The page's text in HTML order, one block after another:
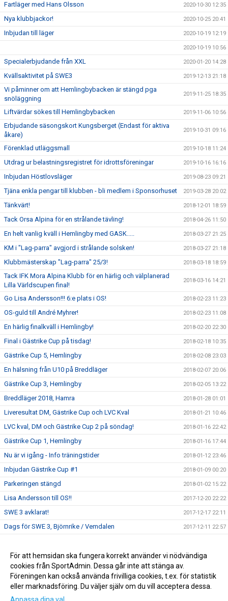
Fartläger med Hans Olsson 2020-10-30 12:35
Nya klubbjackor! 2020-10-25 20:41
Inbjudan till läger 2020-10-19 12:19
2020-10-19 10:56
Specialerbjudande från XXL 2020-01-20 14:28
Kvällsaktivitet på SWE3 2019-12-13 21:18
Vi påminner om att Hemlingbybacken är stängd pga
snöläggning
2019-11-25 18:35
Liftvärdar sökes till Hemlingbybacken 2019-11-06 10:56
Erbjudande säsongskort Kungsberget (Endast för aktiva
åkare)
2019-10-31 09:16
Förenklad utläggsmall 2019-10-18 11:24
Utdrag ur belastningsregistret för idrottsföreningar 2019-10-16 16:16
Inbjudan Höstlovsläger 2019-08-23 09:21
Tjäna enkla pengar till klubben - bli medlem i Sponsorhuset 2019-03-28 20:02
Tänkvärt! 2018-12-01 18:59
Tack Orsa Alpina för en strålande tävling! 2018-04-26 11:50
En helt vanlig kväll i Hemlingby med GASK..... 2018-03-27 21:25
KM i "Lag-parra" avgjord i strålande solsken! 2018-03-27 21:18
Klubbmästerskap "Lag-parra" 25/3! 2018-03-18 18:59
Tack IFK Mora Alpina Klubb för en härlig och välplanerad
Lilla Världscupen final!
2018-03-16 14:21
Go Lisa Andersson!!! 6:e plats i OS! 2018-02-23 11:23
OS-guld till André Myhrer! 2018-02-23 11:08
En härlig finalkväll i Hemlingby! 2018-02-20 22:30
Final i Gästrike Cup på tisdag! 2018-02-18 10:35
Gästrike Cup 5, Hemlingby 2018-02-08 23:03
En hälsning från U10 på Breddläger 2018-02-07 20:06
Gästrike Cup 3, Hemlingby 2018-02-05 13:22
Breddläger 2018, Hamra 2018-01-28 01:01
Liveresultat DM, Gästrike Cup och LVC Kval 2018-01-21 10:46
LVC kval, DM och Gästrike Cup 2 på söndag! 2018-01-16 22:42
Gästrike Cup 1, Hemlingby 2018-01-16 17:44
Nu är vi igång - Info träningstider 2018-01-12 23:46
Inbjudan Gästrike Cup #1 2018-01-09 00:20
Parkeringen stängd 2018-01-02 15:22
Lisa Andersson till OS!! 2017-12-20 22:22
SWE 3 avklarat! 2017-12-17 22:11
Dags för SWE 3, Björnrike / Vemdalen 2017-12-11 22:57
SWE 2 - Läger i Björnrike 2017-11-27 16:19
GASK Klubbjacka 2017/2018 2017-11-13 21:16
För att hemsidan ska fungera korrekt använder vi nödvändiga
cookies från SportAdmin. Dessa går inte att stänga av.
Föreningen kan också använda frivilliga cookies, t.ex. för statistik
eller marknadsföring. Du väljer själv om du vill acceptera dessa.